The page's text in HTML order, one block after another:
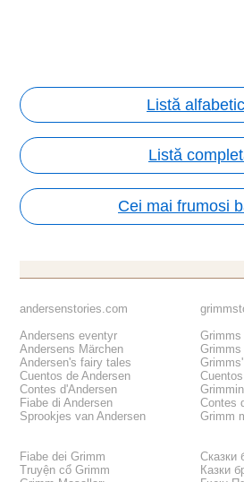
Listă
Listă
Cei mai frumosi
andersenstories.com
Andersens eventyr
Andersens Märchen
Andersen's fairy tales
Cuentos de Andersen
Contes d'Andersen
Fiabe di Andersen
Sprookjes van Andersen
Grimms
Contes
Grimm
Fiabe dei Grimm
Truyện cổ Grimm
Сказки
Казки